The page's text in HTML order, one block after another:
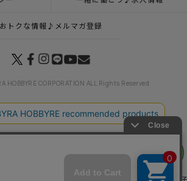
フェア
おトクな情報♪メルマガ登録
HOBBYRE CORPORATION ALL Rights Reserved
他一覧
刺し子 ゆきだるま
季節の刺し子